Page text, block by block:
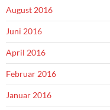
August 2016
Juni 2016
April 2016
Februar 2016
Januar 2016